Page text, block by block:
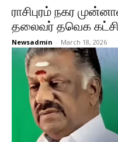
ராசிபுரம் நகர
தலைவர் தவெக
Newsadmin - March 18, 2026